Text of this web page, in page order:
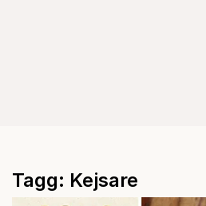
Tagg: Kejsare